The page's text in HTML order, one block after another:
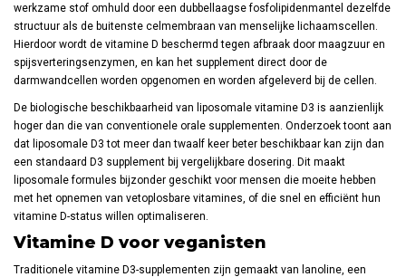
werkzame stof omhuld door een dubbellaagse fosfolipidenmantel dezelfde
structuur als de buitenste celmembraan van menselijke lichaamscellen.
Hierdoor wordt de vitamine D beschermd tegen afbraak door maagzuur en
spijsverteringsenzymen, en kan het supplement direct door de
darmwandcellen worden opgenomen en worden afgeleverd bij de cellen.
De biologische beschikbaarheid van liposomale vitamine D3 is aanzienlijk
hoger dan die van conventionele orale supplementen. Onderzoek toont aan
dat liposomale D3 tot meer dan twaalf keer beter beschikbaar kan zijn dan
een standaard D3 supplement bij vergelijkbare dosering. Dit maakt
liposomale formules bijzonder geschikt voor mensen die moeite hebben
met het opnemen van vetoplosbare vitamines, of die snel en efficiënt hun
vitamine D-status willen optimaliseren.
Vitamine D voor veganisten
Traditionele vitamine D3-supplementen zijn gemaakt van lanoline, een